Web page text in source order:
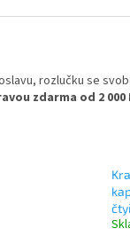
rozlučku se
zdarma od 2 000